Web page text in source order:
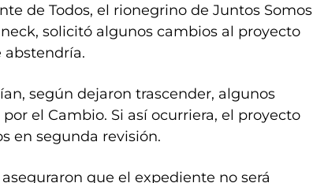
de Todos, el rionegrino de Juntos Somos
solicitó algunos cambios al proyecto
abstendría.
según dejaron trascender, algunos
el Cambio. Si así ocurriera, el proyecto
en segunda revisión.
que el expediente no será